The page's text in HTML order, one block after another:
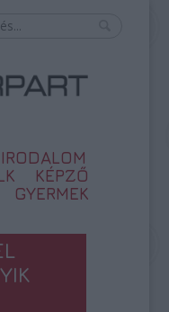
IRODALOM
KÉPZŐ
GYERMEK